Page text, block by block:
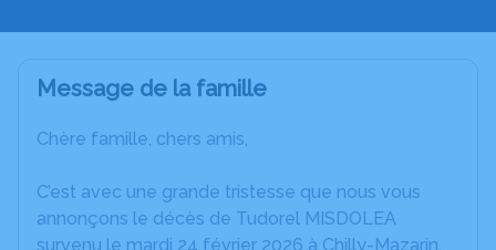
Message de la famille
Chère famille, chers amis,
C’est avec une grande tristesse que nous vous
annonçons le décès de Tudorel MISDOLEA
survenu le mardi 24 février 2026 à Chilly-Mazarin.